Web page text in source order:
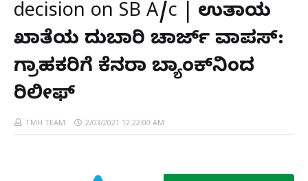
decision on SB A/c | ಉಳಿತಾಯ
ಖಾತೆಯ ದುಬಾರಿ ಚಾರ್ಜ್ ವಾಪಸ್:
ಗ್ರಾಹಕರಿಗೆ ಕೆನರಾ ಬ್ಯಾಂಕ್‌ನಿಂದ
ರಿಲೀಫ್‌
TMH TEAM 2/03/2021 12:22:00 AM